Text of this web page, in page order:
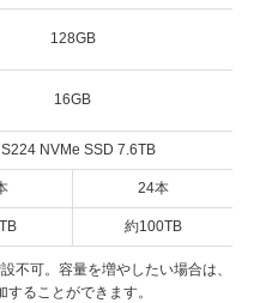
128GB
16GB
NVMe SSD 7.6TB
24本
約100TB
不可。容量を増やしたい場合は、
ることができます。